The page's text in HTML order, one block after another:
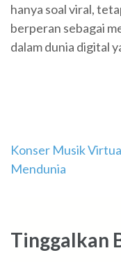
hanya soal viral,
berperan sebagai
dalam dunia digital
Navigasi
pos
Konser Musik
Mendunia
Tinggalkan